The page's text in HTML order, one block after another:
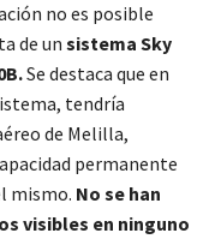
no es posible
de unsistema Sky
Se destaca que en
tendría
de Melilla,
permanente
mismo. No se han
visibles en ninguno